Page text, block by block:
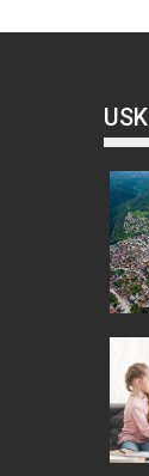
USK